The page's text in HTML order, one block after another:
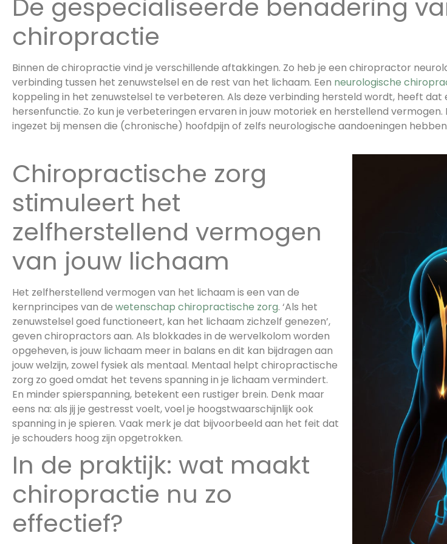
De gespecialiseerde benadering
chiropractie
Binnen de chiropractie vind je verschillende aftakkingen. Zo heb je een chiropractor
verbinding tussen het zenuwstelsel en de rest van het lichaam. Een neurologische
koppeling in het zenuwstelsel te verbeteren. Als deze verbinding hersteld wordt, heeft
hersenfunctie. Zo kun je verbeteringen ervaren in jouw motoriek en herstellend
ingezet bij mensen die (chronische) hoofdpijn of zelfs neurologische aandoeningen
Chiropractische zorg
stimuleert het
zelfherstellend vermogen
van jouw lichaam
Het zelfherstellend vermogen van het lichaam is een van de
kernprincipes van de wetenschap chiropractische zorg. ‘Als het
zenuwstelsel goed functioneert, kan het lichaam zichzelf genezen’,
geven chiropractors aan. Als blokkades in de wervelkolom worden
opgeheven, is jouw lichaam meer in balans en dit kan bijdragen aan
jouw welzijn, zowel fysiek als mentaal. Mentaal helpt chiropractische
zorg zo goed omdat het tevens spanning in je lichaam vermindert.
En minder spierspanning, betekent een rustiger brein. Denk maar
eens na: als jij je gestresst voelt, voel je hoogstwaarschijnlijk ook
spanning in je spieren. Vaak merk je dat bijvoorbeeld aan het feit dat
je schouders hoog zijn opgetrokken.
In de praktijk: wat maakt
chiropractie nu zo
effectief?